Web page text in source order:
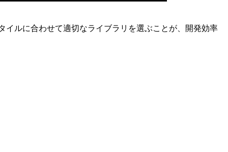
ルに合わせて適切なライブラリを選ぶことが、開発効率